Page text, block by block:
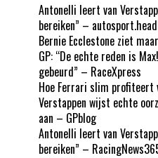
Antonelli leert van
bereiken” –
Bernie Ecclestone ziet
GP: “De echte reden is
gebeurd” – RaceXpress
Hoe Ferrari slim profiteert
Verstappen wijst echte
aan – GPblog
Antonelli leert van
bereiken” –